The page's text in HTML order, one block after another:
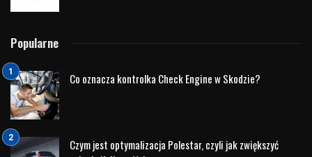
staje się jedną z najciekawszych propozycji wśród nowych
Dlaczego warto kupić samochód w
lokalnym salonie?